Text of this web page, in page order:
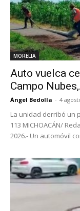
MORELIA
Auto vuelca
Campo
Ángel Bedolla - 4
La unidad derribó un
113 MICHOACÁN/
2026.- Un automóvil